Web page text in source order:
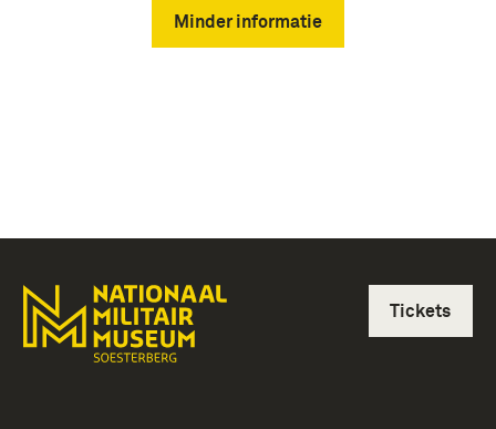
Minder informatie
Tickets